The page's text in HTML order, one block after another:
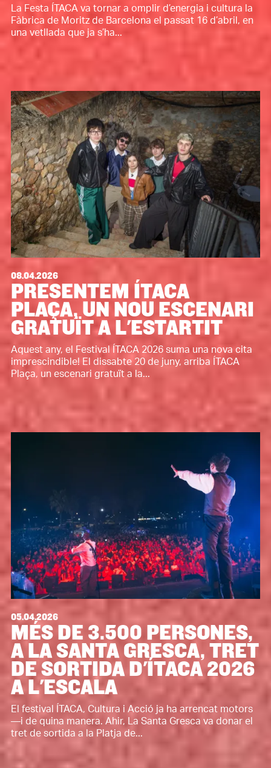
La Festa ÍTACA va tornar a omplir d’energia i cultura la
Fàbrica de Moritz de Barcelona el passat 16 d’abril, en
una vetllada que ja s’ha...
08.04.2026
PRESENTEM ÍTACA
PLAÇA, UN NOU ESCENARI
GRATUÏT A L'ESTARTIT
Aquest any, el Festival ÍTACA 2026 suma una nova cita
imprescindible! El dissabte 20 de juny, arriba ÍTACA
Plaça, un escenari gratuït a la...
05.04.2026
MÉS DE 3.500 PERSONES,
A LA SANTA GRESCA, TRET
DE SORTIDA D'ÍTACA 2026
A L'ESCALA
El festival ÍTACA, Cultura i Acció ja ha arrencat motors
—i de quina manera. Ahir, La Santa Gresca va donar el
tret de sortida a la Platja de...